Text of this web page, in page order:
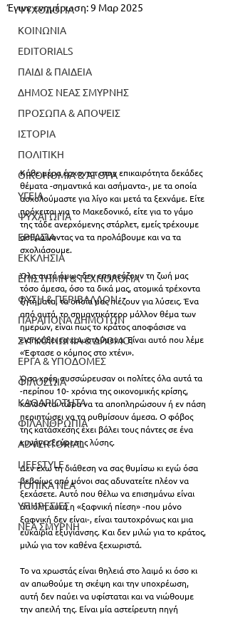
ΨΥΧΟΛΟΓΙΑ
ΚΟΙΝΩΝΙΑ
EDITORIALS
ΠΑΙΔΙ & ΠΑΙΔΕΙΑ
ΔΗΜΟΣ ΝΕΑΣ ΣΜΥΡΝΗΣ
ΠΡΟΣΩΠΑ & ΑΠΟΨΕΙΣ
ΙΣΤΟΡΙΑ
ΠΟΛΙΤΙΚΗ
ΟΙΚΟΝΟΜΙΑ & ΑΓΟΡΑ
ΥΓΕΙΑ
ΨΥΧΑΓΩΓΙΑ
ΕΡΓΑΣΙΑ
ΕΚΚΛΗΣΙΑ
ΕΠΙΣΤΗΜΗ & ΤΕΧΝΟΛΟΓΙΑ
ΦΥΣΗ & ΠΕΡΙΒΑΛΛΟΝ
ΠΑΡΑΠΟΝΑ ΔΗΜΟΤΩΝ
ΣΥΓΚΟΙΝΩΝΙΑ & ΔΡΟΜΟΙ
ΕΡΓΑ & ΥΠΟΔΟΜΕΣ
ΦΙΛΟΖΩΙΑ
ΚΑΘΑΡΙΟΤΗΤΑ
ΦΙΛΑΝΘΡΩΠΙΑ
ADVERTORIAL
LIFESTYLE
ΤΟΠΙΚΑ ΝΕΑ
ΥΠΗΡΕΣΙΕΣ
ΝΕΑ ΣΜΥΡΝΗ
Έγινε ενημέρωση:9 Μαρ 2025
Κάθε μέρα έρχονται στην επικαιρότητα δεκάδες
θέματα -σημαντικά και ασήμαντα-, με τα οποία
ασχολούμαστε για λίγο και μετά τα ξεχνάμε. Είτε
πρόκειται για το Μακεδονικό, είτε για το γάμο
της τάδε ανερχόμενης στάρλετ, εμείς τρέχουμε
ασθμαίνοντας να τα προλάβουμε και να τα
σχολιάσουμε.
Όλα αυτά όμως δεν επηρεάζουν τη ζωή μας
τόσο άμεσα, όσο τα δικά μας, ατομικά τρέχοντα
ζητήματα, τα οποία μας πιέζουν για λύσεις. Ένα
από αυτά, το σημαντικότερο μάλλον θέμα των
ημερών, είναι πως το κράτος αποφάσισε να
εισπράξει τα χρωστούμενα. Είναι αυτό που λέμε
«Έφτασε ο κόμπος στο χτένι».
Όσα χρέη συσσώρευσαν οι πολίτες όλα αυτά τα
-περίπου 10- χρόνια της οικονομικής κρίσης,
καλούνται τώρα να τα αποπληρώσουν ή εν πάση
περιπτώσει να τα ρυθμίσουν άμεσα. Ο φόβος
της κατάσχεσης έχει βάλει τους πάντες σε ένα
κυνήγι εξεύρεσης λύσης.
Δεν έχω τη διάθεση να σας θυμίσω κι εγώ όσα
βεβαίως από μόνοι σας αδυνατείτε πλέον να
ξεχάσετε. Αυτό που θέλω να επισημάνω είναι
ότι όλη αυτή η «ξαφνική πίεση» -που μόνο
ξαφνική δεν είναι-, είναι ταυτοχρόνως και μια
ευκαιρία εξυγίανσης. Και δεν μιλώ για το κράτος,
μιλώ για τον καθένα ξεχωριστά.
Το να χρωστάς είναι θηλειά στο λαιμό κι όσο κι
αν απωθούμε τη σκέψη και την υποχρέωση,
αυτή δεν παύει να υφίσταται και να νιώθουμε
την απειλή της. Είναι μία αστείρευτη πηγή